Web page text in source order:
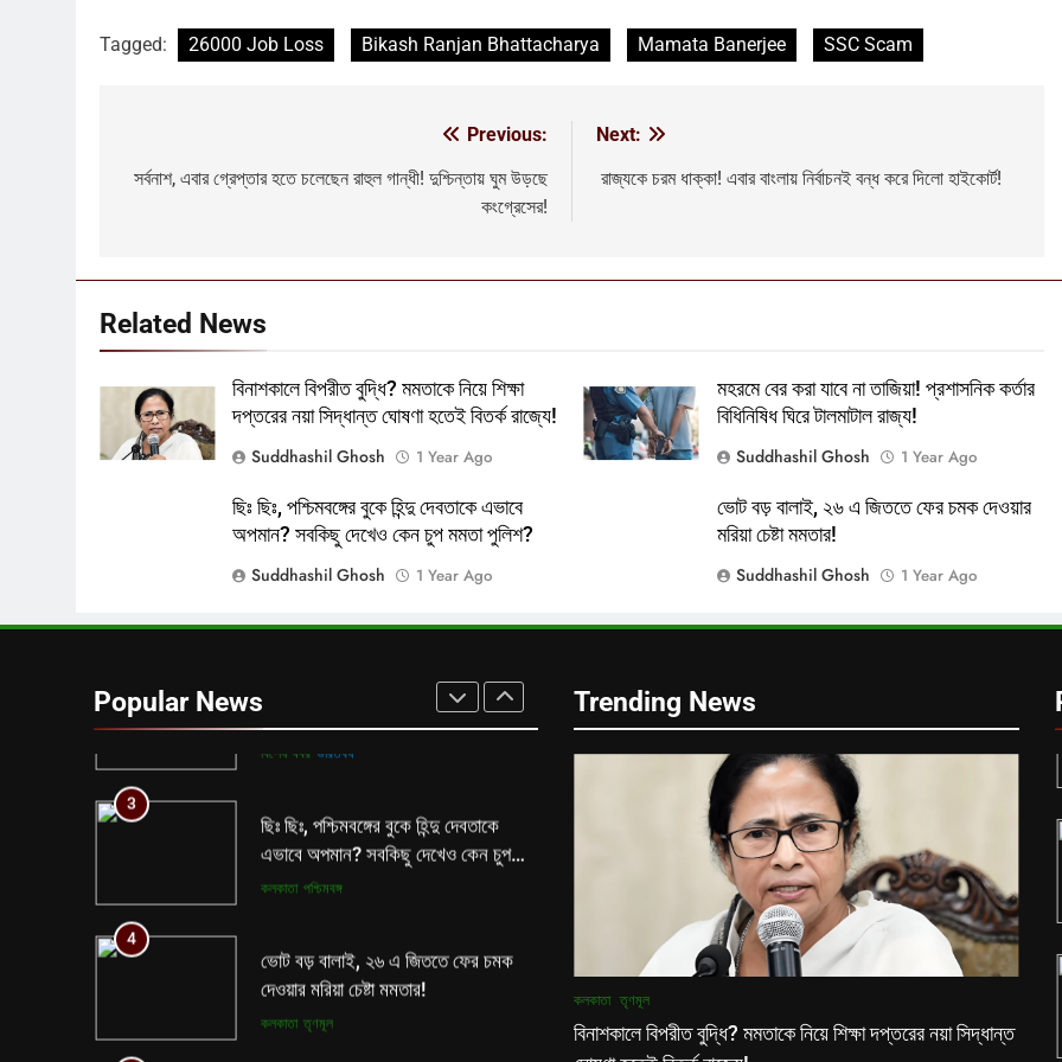
Tagged: 26000 Job Loss Bikash Ranjan Bhattacharya Mamata Banerjee SSC Scam
navigation
Previous:
সর্বনাশ, এবার গ্রেপ্তার হতে চলেছেন রাহুল গান্ধী! দুশ্চিন্তায় ঘুম উড়ছে
কংগ্রেসের!
Next:
রাজ্যকে চরম ধাক্কা! এবার বাংলায় নির্বাচনই বন্ধ করে দিলো হাইকোর্ট!
Related News
বিনাশকালে বিপরীত বুদ্ধি? মমতাকে নিয়ে শিক্ষা
দপ্তরের নয়া সিদ্ধান্ত ঘোষণা হতেই বিতর্ক রাজ্যে!
Suddhashil Ghosh
1 Year Ago
মহরমে বের করা যাবে না তাজিয়া! প্রশাসনিক কর্তার
বিধিনিষিধ ঘিরে টালমাটাল রাজ্য!
Suddhashil Ghosh
1 Year Ago
ছিঃ ছিঃ, পশ্চিমবঙ্গের বুকে হিন্দু দেবতাকে এভাবে
অপমান? সবকিছু দেখেও কেন চুপ মমতা পুলিশ?
Suddhashil Ghosh
1 Year Ago
ভোট বড় বালাই, ২৬ এ জিততে ফের চমক দেওয়ার
মরিয়া চেষ্টা মমতার!
Suddhashil Ghosh
1 Year Ago
Popular News
কংগ্রেস?
কংগ্রেস তৃণমূল
দিশেহারা হয়ে নির্লজ্জ হুমকি পাকিস্তানের!
আন্তর্জাতিক বিশেষ খবর
হাঁটে হাড়ি ভেঙে দিলেন শুভেন্দু!
আন্তর্জাতিক
তৃণমূলের খেলা শেষ? কালীগঞ্জের ফলাফলের
পরেই তো চক্ষু চড়কগাছ মমতার?
কলকাতা তৃণমূল
বিনাশকালে বিপরীত বুদ্ধি? মমতাকে নিয়ে
শিক্ষা দপ্তরের নয়া সিদ্ধান্ত ঘোষণা হতেই
বিতর্ক রাজ্যে!
কলকাতা তৃণমূল
কর্তার বিধিনিষিধ ঘিরে টালমাটাল রাজ্য!
3
এভাবে অপমান? সবকিছু দেখেও কেন চুপ
মমতা পুলিশ?
কলকাতা পশ্চিমবঙ্গ
4
দেওয়ার মরিয়া চেষ্টা মমতার!
কলকাতা তৃণমূল
5
Trending News
কলকাতা তৃণমূল
বিনাশকালে বিপরীত বুদ্ধি? মমতাকে নিয়ে শিক্ষা দপ্তরের নয়া সিদ্ধান্ত